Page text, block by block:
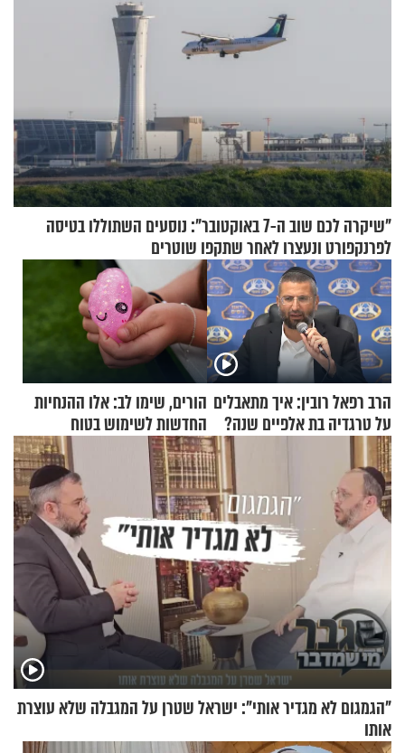
"שיקרה לכם שוב ה-7 באוקטובר": נוסעים השתוללו בטיסה
לפרנקפורט ונעצרו לאחר שתקפו שוטרים
הרב רפאל רובין: איך מתאבלים
על טרגדיה בת אלפיים שנה?
הורים, שימו לב: אלו ההנחיות
החדשות לשימוש בטוח
בסקווישי לאחר מקרי אשפוז
"הגמגום לא מגדיר אותי": ישראל שטרן על המגבלה שלא עוצרת
אותו